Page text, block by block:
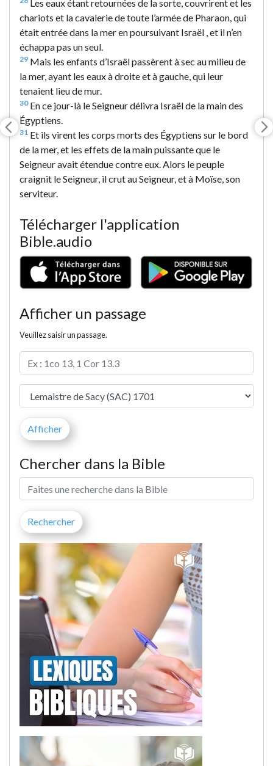
Les eaux étant retournées de la sorte, couvrirent et les
chariots et la cavalerie de toute l’armée de Pharaon, qui
était entrée dans la mer en poursuivant Israël , et il n’en
échappa pas un seul.
29 Mais les enfants d’Israël passèrent à sec au milieu de
la mer, ayant les eaux à droite et à gauche, qui leur
tenaient lieu de mur.
30En ce jour-là le Seigneur délivra Israël de la main des
Égyptiens.
31 Et ils virent les corps morts des Égyptiens sur le bord
de la mer, et les effets de la main puissante que le
Seigneur avait étendue contre eux. Alors le peuple
craignit le Seigneur, il crut au Seigneur, et à Moïse, son
serviteur.
Télécharger l'application
Bible.audio
Afficher un passage
Veuillez saisir un passage.
Chercher dans la Bible